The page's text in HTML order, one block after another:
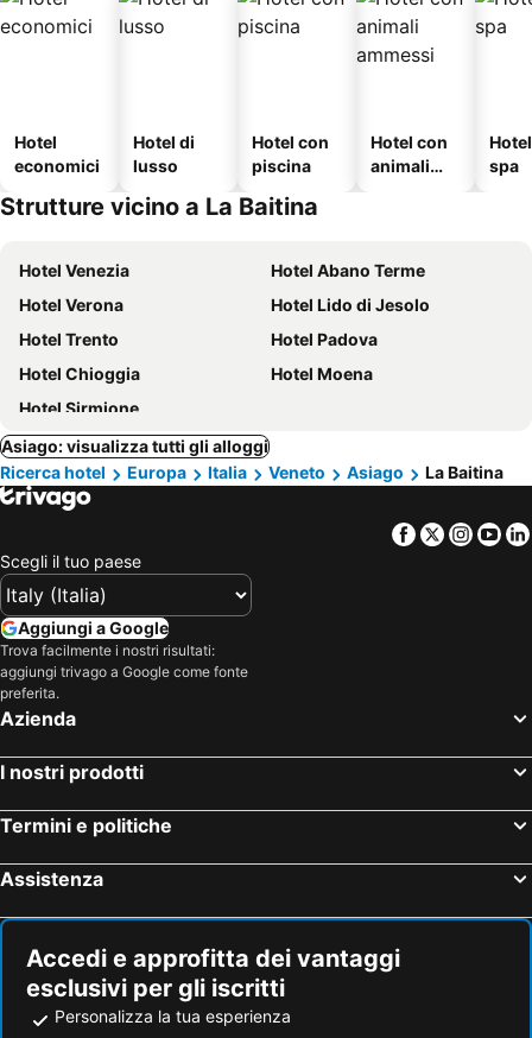
Hotel
economici
Hotel di
lusso
Hotel con
piscina
Hotel con
animali
spa
Strutture vicino a La Baitina
Hotel Venezia
Hotel Abano Terme
Hotel Verona
Hotel Lido di Jesolo
Hotel Trento
Hotel Padova
Hotel Chioggia
Hotel Moena
Hotel Sirmione
Asiago: visualizza tutti gli alloggi
Ricerca hotel
Europa Italia Veneto Asiago La Baitina
Facebook
Twitter
Scegli il tuo paese
Aggiungi a Google
Trova facilmente i nostri risultati:
aggiungi trivago a Google come fonte
preferita.
Azienda
I nostri prodotti
Termini e politiche
Assistenza
Accedi e approfitta dei vantaggi
esclusivi per gli iscritti
Personalizza la tua esperienza